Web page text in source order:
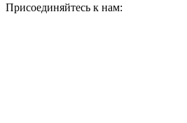
Присоединяйтесь к нам: